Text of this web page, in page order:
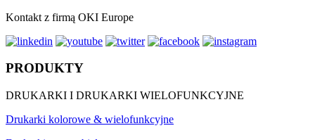
Kontakt z firmą OKI Europe
PRODUKTY
DRUKARKI I DRUKARKI WIELOFUNKCYJNE
Drukarki kolorowe & wielofunkcyjne